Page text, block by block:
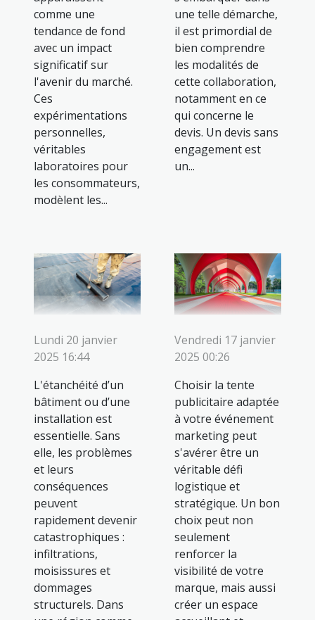
comme une
tendance de fond
avec un impact
significatif sur
l'avenir du marché.
Ces
expérimentations
personnelles,
véritables
laboratoires pour
les consommateurs,
modèlent les...
une telle démarche,
il est primordial de
bien comprendre
les modalités de
cette collaboration,
notamment en ce
qui concerne le
devis. Un devis sans
engagement est
un...
Lundi 20 janvier
2025 16:44
L'étanchéité d’un
bâtiment ou d’une
installation est
essentielle. Sans
elle, les problèmes
et leurs
conséquences
peuvent
rapidement devenir
catastrophiques :
infiltrations,
moisissures et
dommages
structurels. Dans
Vendredi 17 janvier
2025 00:26
Choisir la tente
publicitaire adaptée
à votre événement
marketing peut
s'avérer être un
véritable défi
logistique et
stratégique. Un bon
choix peut non
seulement
renforcer la
visibilité de votre
marque, mais aussi
créer un espace